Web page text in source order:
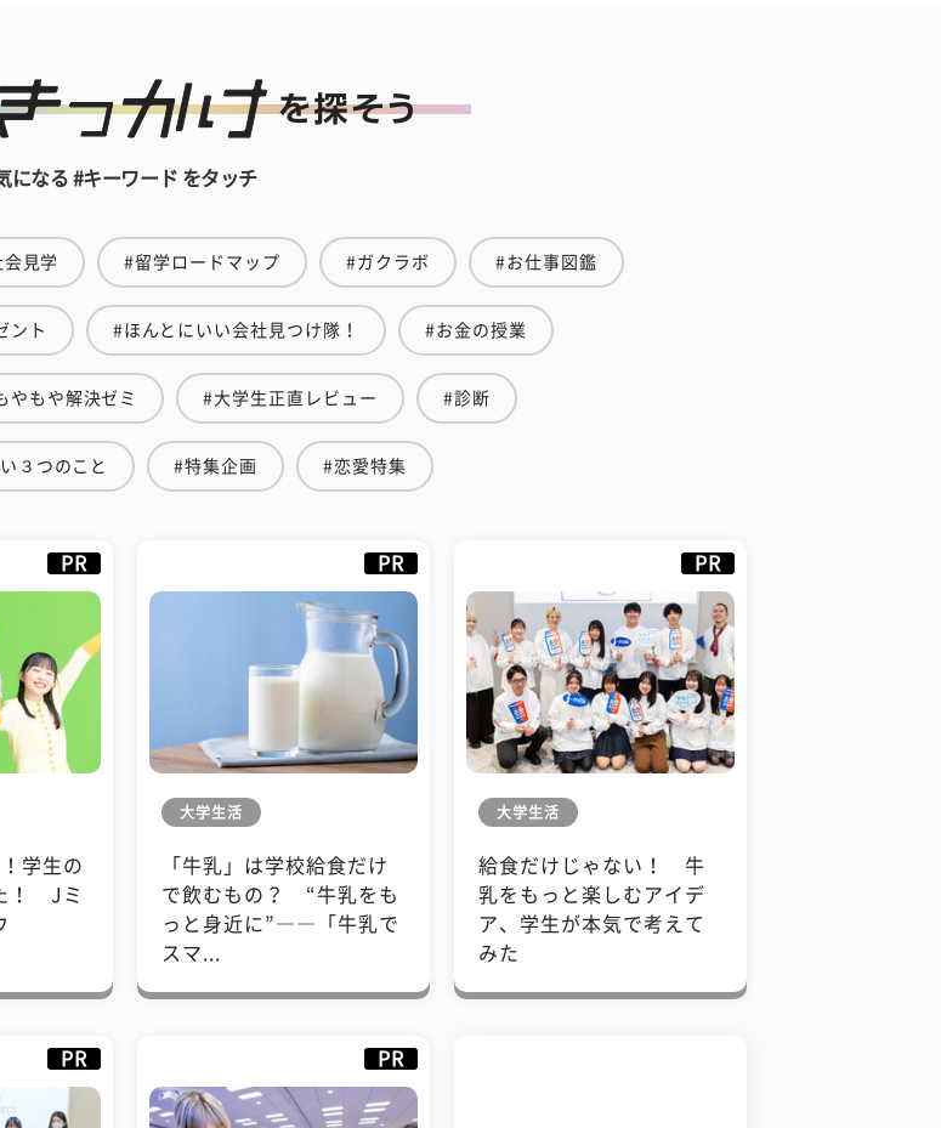
になる #キーワード をタッチ
見学 #留学ロードマップ #ガクラボ #お仕事図鑑
ント #ほんとにいい会社見つけ隊！ #お金の授業
やもや解決ゼミ #大学生正直レビュー #診断
３つのこと #特集企画 #恋愛特集
PR
学生の
！ Jミ
PR
大学生活
「牛乳」は学校給食だけ
で飲むもの？ “牛乳をも
っと身近に”――「牛乳で
スマ...
PR
大学生活
給食だけじゃない！ 牛
乳をもっと楽しむアイデ
ア、学生が本気で考えて
みた
PR PR